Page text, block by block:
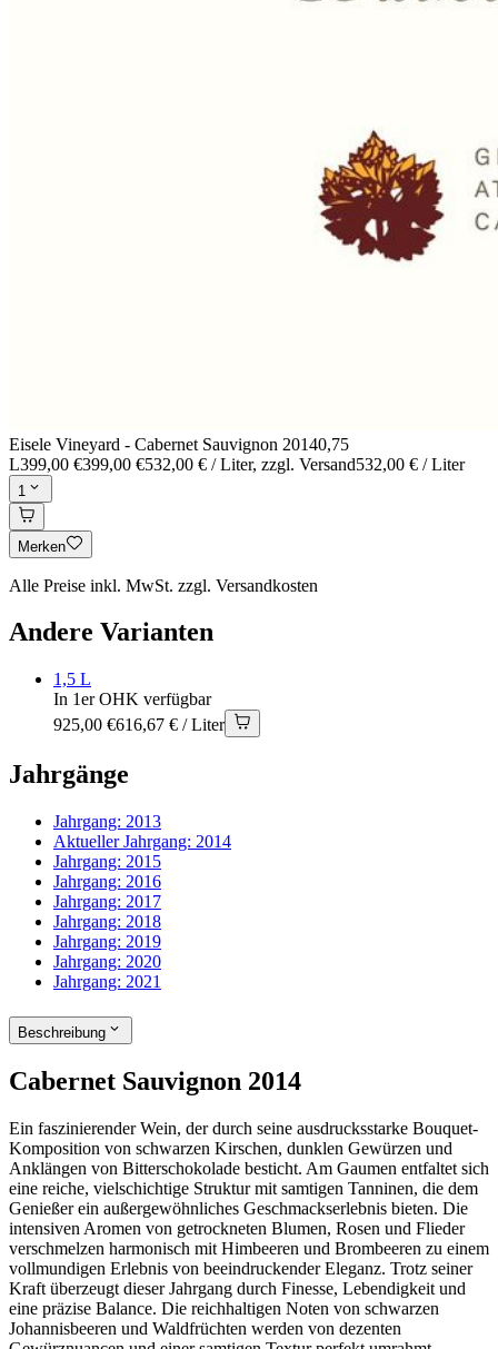
Eisele Vineyard - Cabernet Sauvignon 20140,75
L399,00 €399,00 €532,00 € / Liter, zzgl. Versand532,00 € / Liter
1
Merken
Alle Preise inkl. MwSt. zzgl. Versandkosten
Andere Varianten
1,5 L
In 1er OHK verfügbar
925,00 €616,67 € / Liter
Jahrgänge
Jahrgang: 2013
Aktueller Jahrgang: 2014
Jahrgang: 2015
Jahrgang: 2016
Jahrgang: 2017
Jahrgang: 2018
Jahrgang: 2019
Jahrgang: 2020
Jahrgang: 2021
Beschreibung
Cabernet Sauvignon 2014
Ein faszinierender Wein, der durch seine ausdrucksstarke Bouquet-
Komposition von schwarzen Kirschen, dunklen Gewürzen und
Anklängen von Bitterschokolade besticht. Am Gaumen entfaltet sich
eine reiche, vielschichtige Struktur mit samtigen Tanninen, die dem
Genießer ein außergewöhnliches Geschmackserlebnis bieten. Die
intensiven Aromen von getrockneten Blumen, Rosen und Flieder
verschmelzen harmonisch mit Himbeeren und Brombeeren zu einem
vollmundigen Erlebnis von beeindruckender Eleganz. Trotz seiner
Kraft überzeugt dieser Jahrgang durch Finesse, Lebendigkeit und
eine präzise Balance. Die reichhaltigen Noten von schwarzen
Johannisbeeren und Waldfrüchten werden von dezenten